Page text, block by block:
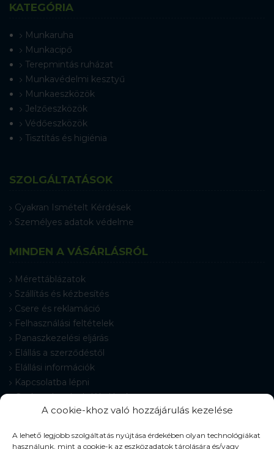
A cookie-khoz való hozzájárulás kezelése
A lehető legjobb szolgáltatás nyújtása érdekében olyan technológiákat
használunk, mint a cookie-k az eszközadatok tárolására és/vagy
KATEGÓRIA
Munkaruha
Munkacipő
Terepmintás ruházat
Munkavédelmi kesztyű
Munkaeszközök
Jelzőeszközök
Védőeszközök
Tisztítás és higiénia
SZOLGÁLTATÁSOK
Gyakran Ismételt Kérdések
Személyes adatok védelme
MINDEN A VÁSÁRLÁSRÓL
Mérettáblázatok
Szállítás és kézbesítés
Csere és reklamáció
Felhasználási feltételek
Panaszkezelési eljárás
Elállás a szerződéstől
Elállási információk
Kapcsolatba lépni
Gyakran Ismételt Kérdések
Cookie-beállítások